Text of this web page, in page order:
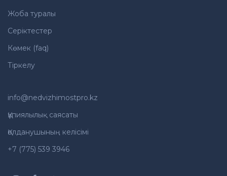
Жоба туралы
Серіктестер
Көмек (faq)
Тіркелу
info@nedvizhimostpro.kz
Құпиялылық саясаты
Қолданушының келісімі
+7 (775) 539 3946